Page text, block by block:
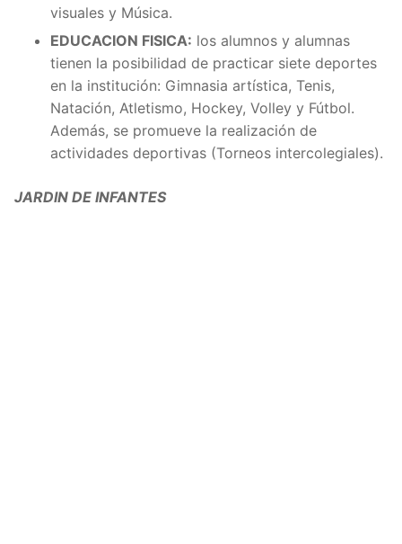
visuales y Música.
EDUCACION FISICA: los alumnos y alumnas
tienen la posibilidad de practicar siete deportes
en la institución: Gimnasia artística, Tenis,
Natación, Atletismo, Hockey, Volley y Fútbol.
Además, se promueve la realización de
actividades deportivas (Torneos intercolegiales).
JARDIN DE INFANTES